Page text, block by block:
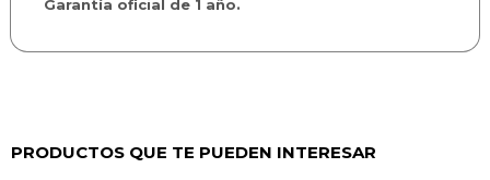
Garantía oficial de 1 año.
PRODUCTOS QUE TE PUEDEN INTERESAR